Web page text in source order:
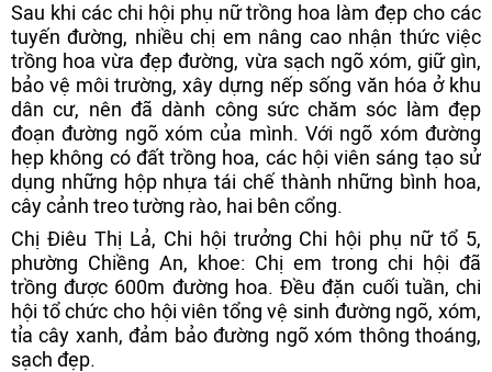
Sau khi các chi hội phụ nữ trồng hoa làm đẹp cho các
tuyến đường, nhiều chị em nâng cao nhận thức việc
trồng hoa vừa đẹp đường, vừa sạch ngõ xóm, giữ gìn,
bảo vệ môi trường, xây dựng nếp sống văn hóa ở khu
dân cư, nên đã dành công sức chăm sóc làm đẹp
đoạn đường ngõ xóm của mình. Với ngõ xóm đường
hẹp không có đất trồng hoa, các hội viên sáng tạo sử
dụng những hộp nhựa tái chế thành những bình hoa,
cây cảnh treo tường rào, hai bên cổng.
Chị Điêu Thị Lả, Chi hội trưởng Chi hội phụ nữ tổ 5,
phường Chiềng An, khoe: Chị em trong chi hội đã
trồng được 600m đường hoa. Đều đặn cuối tuần, chi
hội tổ chức cho hội viên tổng vệ sinh đường ngõ, xóm,
tỉa cây xanh, đảm bảo đường ngõ xóm thông thoáng,
sạch đẹp.